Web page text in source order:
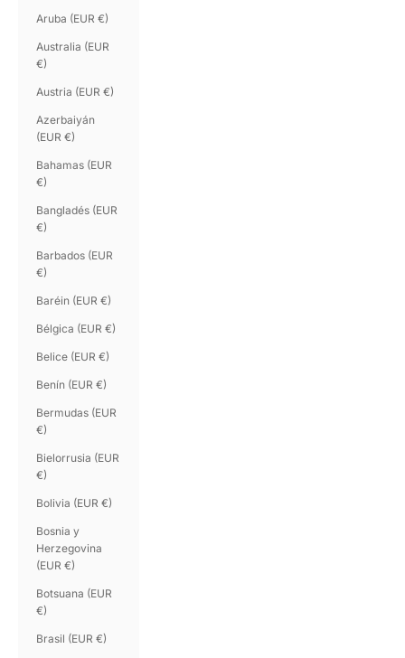
Aruba (EUR €)
Australia (EUR
€)
Austria (EUR €)
Azerbaiyán
(EUR €)
Bahamas (EUR
€)
Bangladés (EUR
€)
Barbados (EUR
€)
Baréin (EUR €)
Bélgica (EUR €)
Belice (EUR €)
Benín (EUR €)
Bermudas (EUR
€)
Bielorrusia (EUR
€)
Bolivia (EUR €)
Bosnia y
Herzegovina
(EUR €)
Botsuana (EUR
€)
Brasil (EUR €)